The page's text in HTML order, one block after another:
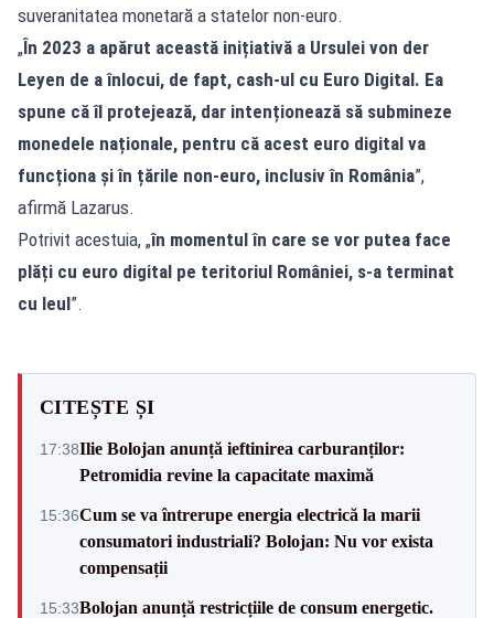
suveranitatea monetară a statelor non-euro.
„În 2023 a apărut această inițiativă a Ursulei von der
Leyen de a înlocui, de fapt, cash-ul cu Euro Digital. Ea
spune că îl protejează, dar intenționează să submineze
monedele naționale, pentru că acest euro digital va
funcționa și în țările non-euro, inclusiv în România”,
afirmă Lazarus.
Potrivit acestuia, „în momentul în care se vor putea face
plăți cu euro digital pe teritoriul României, s-a terminat
cu leul”.
CITEȘTE ȘI
17:38Ilie Bolojan anunță ieftinirea carburanților:
Petromidia revine la capacitate maximă
15:36Cum se va întrerupe energia electrică la marii
consumatori industriali? Bolojan: Nu vor exista
compensații
15:33Bolojan anunță restricțiile de consum energetic.